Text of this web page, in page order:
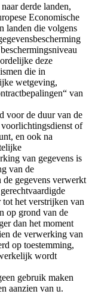
derde landen,
Economische
landen die volgens
deze
die in
wetgeving,
van
voor de duur van de
of
en ook na
van gegevens is
van de
gegevens verwerkt
tot het verstrijken van
op grond van de
dan het moment
de verwerking van
op toestemming,
wordt
gebruik maken
aanzien van u.